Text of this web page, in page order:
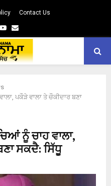
Contact Us
Youtube
Email
ਪਕੌੜੇ ਵਾਲਾ ਤੇ ਚੌਕੀਦਾਰ ਬਣਾ
ਨੂੰ ਚਾਹ ਵਾਲਾ,
ਸਕਦੈ: ਸਿੱਧੂ